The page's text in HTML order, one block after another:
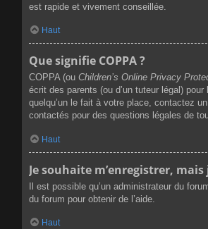
est rapide et vivement conseillée.
Haut
Que signifie COPPA ?
COPPA (ou Children’s Online Privacy
écrit des parents (ou d’un tuteur légal)
quelqu’un le fait à votre place, contactez
contactés pour des questions légales de
Haut
Je souhaite m’enregistrer, mais
Il est possible qu’un administrateur du
du forum pour obtenir de l’aide.
Haut